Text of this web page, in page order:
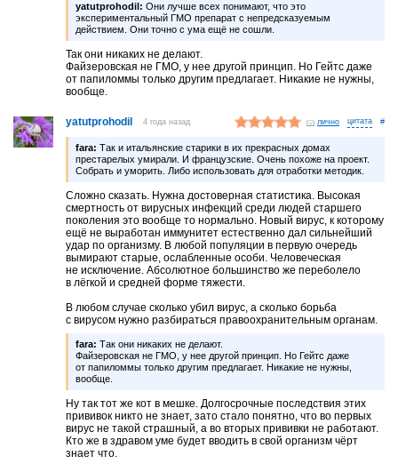
yatutprohodil: Они лучше всех понимают, что это
экспериментальный ГМО препарат с непредсказуемым
действием. Они точно с ума ещё не сошли.
Так они никаких не делают.
Файзеровская не ГМО, у нее другой принцип. Но Гейтс даже
от папиломмы только другим предлагает. Никакие не нужны,
вообще.
yatutprohodil 4 года назад лично #
fara: Так и итальянские старики в их прекрасных домах
престарелых умирали. И французские. Очень похоже на проект.
Собрать и уморить. Либо использовать для отработки методик.
Сложно сказать. Нужна достоверная статистика. Высокая
смертность от вирусных инфекций среди людей старшего
поколения это вообще то нормально. Новый вирус, к которому
ещё не выработан иммунитет естественно дал сильнейший
удар по организму. В любой популяции в первую очередь
вымирают старые, ослабленные особи. Человеческая
не исключение. Абсолютное большинство же переболело
в лёгкой и средней форме тяжести.
В любом случае сколько убил вирус, а сколько борьба
с вирусом нужно разбираться правоохранительным органам.
fara: Так они никаких не делают.
Файзеровская не ГМО, у нее другой принцип. Но Гейтс даже
от папиломмы только другим предлагает. Никакие не нужны,
вообще.
Ну так тот же кот в мешке. Долгосрочные последствия этих
прививок никто не знает, зато стало понятно, что во первых
вирус не такой страшный, а во вторых прививки не работают.
Кто же в здравом уме будет вводить в свой организм чёрт
знает что.